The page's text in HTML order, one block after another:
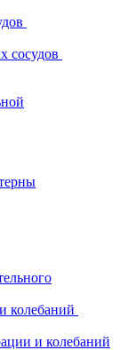
сосудов
колебаний
и колебаний